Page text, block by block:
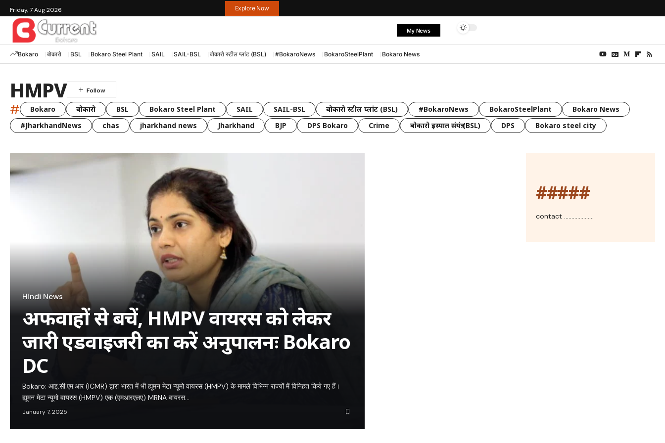
Friday, 7 Aug 2026 Explore Now
My News
Bokaro बोकारो BSL Bokaro Steel Plant SAIL SAIL-BSL बोकारो स्टील प्लांट (BSL) #BokaroNews BokaroSteelPlant Bokaro News
HMPV
# Bokaro बोकारो BSL Bokaro Steel Plant SAIL SAIL-BSL बोकारो स्टील प्लांट (BSL) #BokaroNews BokaroSteelPlant
Bokaro News
#JharkhandNews
chas jharkhand news Jharkhand BJP DPS Bokaro Crime बोकारो इस्पात संयंत्र (BSL) DPS Bokaro steel city
Hindi News
अफवाहों से बचें, HMPV वायरस को लेकर
जारी एडवाइजरी का करें अनुपालनः Bokaro
DC
Bokaro: आइ.सी.एम.आर (ICMR) द्वारा भारत में भी ह्यूमन मेटा न्यूमो वायरस (HMPV) के मामले विभिन्न राज्यों में विनिहत किये गए हैं।
ह्यूमन मेटा न्यूमो वायरस (HMPV) एक (एमआरएलए) MRNA वायरस…
January 7, 2025
#####
contact ....................